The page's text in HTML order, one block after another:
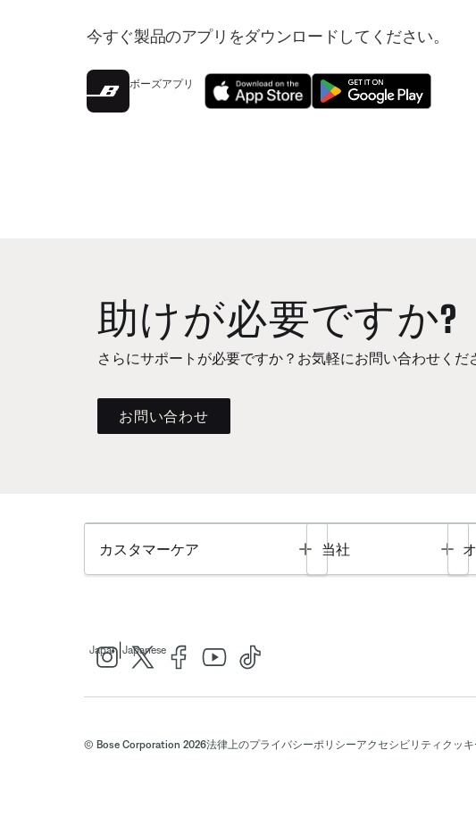
今すぐ製品のアプリをダウンロードしてください。
ボーズアプリ
助けが必要ですか?
さらにサポートが必要ですか？お気軽にお問い合わせくだ
お問い合わせ
カスタマーケア Toggle
当社
Japan Japanese
© Bose Corporation 2026法律上のプライバシーポリシーアクセシビリティ クッ